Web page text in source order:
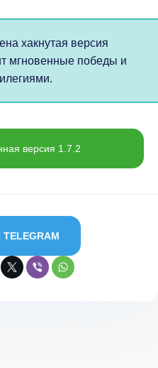
хакнутая версия
мгновенные победы и
версия 1.7.2